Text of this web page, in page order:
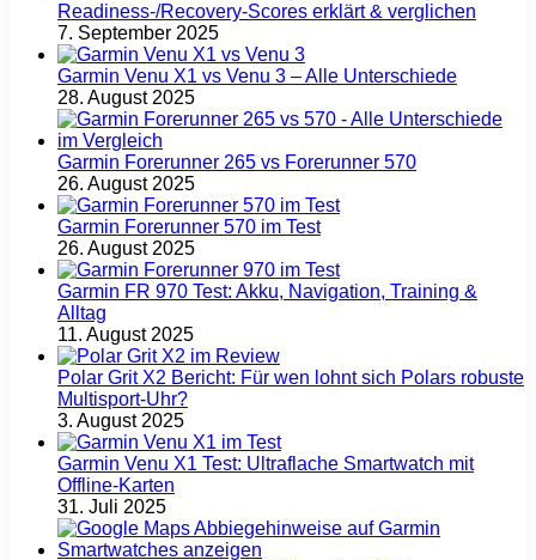
Readiness-/Recovery-Scores erklärt & verglichen
7. September 2025
Garmin Venu X1 vs Venu 3 – Alle Unterschiede
28. August 2025
Garmin Forerunner 265 vs Forerunner 570
26. August 2025
Garmin Forerunner 570 im Test
26. August 2025
Garmin FR 970 Test: Akku, Navigation, Training &
Alltag
11. August 2025
Polar Grit X2 Bericht: Für wen lohnt sich Polars robuste
Multisport‑Uhr?
3. August 2025
Garmin Venu X1 Test: Ultraflache Smartwatch mit
Offline-Karten
31. Juli 2025